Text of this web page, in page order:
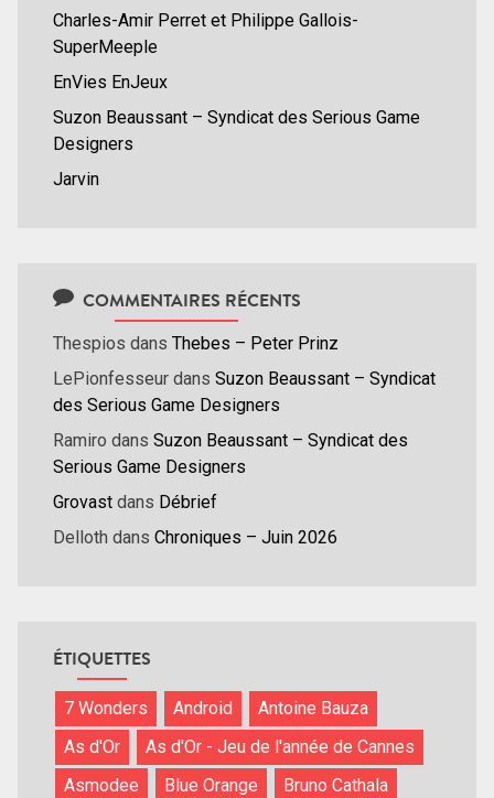
Charles-Amir Perret et Philippe Gallois-
SuperMeeple
EnVies EnJeux
Suzon Beaussant – Syndicat des Serious Game
Designers
Jarvin
COMMENTAIRES RÉCENTS
Thespios dans Thebes – Peter Prinz
LePionfesseur dans Suzon Beaussant – Syndicat
des Serious Game Designers
Ramiro dans Suzon Beaussant – Syndicat des
Serious Game Designers
Grovast dans Débrief
Delloth dans Chroniques – Juin 2026
ÉTIQUETTES
7 Wonders Android
Antoine Bauza
As d'Or
As d'Or - Jeu de l'année de Cannes
Asmodee
Blue Orange Bruno Cathala